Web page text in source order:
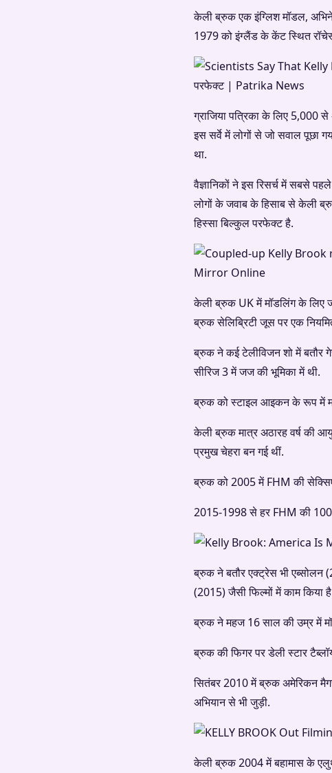
केली ब्रुक एक इंग्लिश मॉडल,
1979 को इंग्लैंड के केंट स्थित
ग्राजिया पत्रिका के लिए 5,000
इस सर्वे में लोगों से जो सवाल पूछा
था.
वैज्ञानिकों ने इस रिसर्च में सबसे
लोगों के जवाब के हिसाब से केली
हिस्सा बिल्कुल परफेक्ट है.
केली ब्रुक UK में मॉडलिंग के लिए
ब्रुक सेलिब्रिटी जूस पर एक
ब्रुक ने कई टेलीविजन शो में बतौर
सीरिज 3 में जज की भूमिका में थी.
ब्रुक को स्टाइल आइकन के रूप में
केली ब्रुक मात्र अठारह वर्ष की
प्रमुख चेहरा बन गई थीं.
ब्रुक को 2005 में FHM की
2015-1998 से हर FHM की 100
ब्रुक ने बतौर एक्ट्रेस भी
(2015) जैसी फिल्मों में काम किया
ब्रुक ने महज 16 साल की उम्र में
ब्रुक की फिगर पर डेली स्टार
सितंबर 2010 में ब्रुक अमेरिकन
अभियान से भी जुड़ी.
केली ब्रुक 2004 में बहामास के